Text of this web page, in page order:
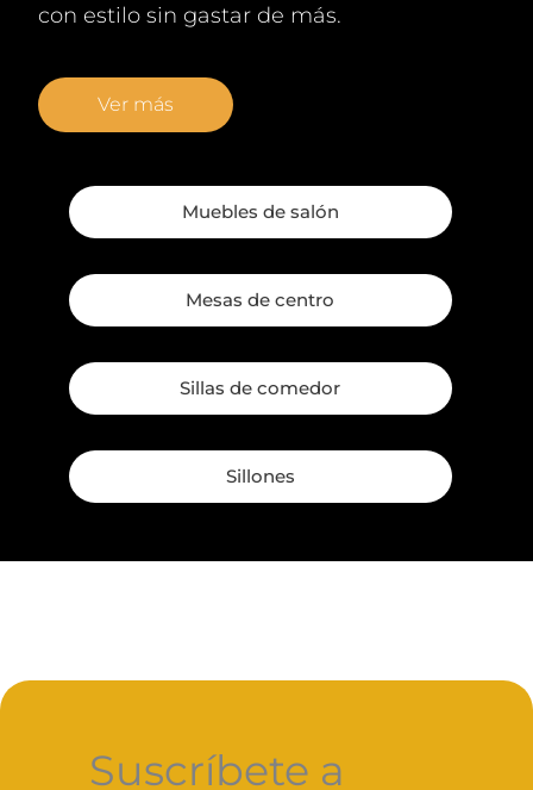
con estilo sin gastar de más.
Ver más
Muebles de salón
Mesas de centro
Sillas de comedor
Sillones
Suscríbete a